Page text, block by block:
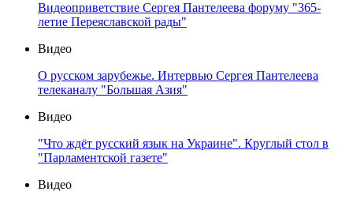
Видеоприветствие Сергея Пантелеева форуму "365-
летие Переяславской рады"
Видео
О русском зарубежье. Интервью Сергея Пантелеева
телеканалу "Большая Азия"
Видео
"Что ждёт русский язык на Украине". Круглый стол в
"Парламентской газете"
Видео